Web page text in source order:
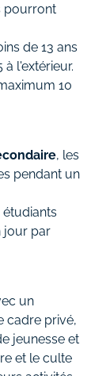
pourront
de 13 ans
à l'extérieur.
10
, les
pendant un
étudiants
jour par
un
cadre privé,
jeunesse et
et le culte